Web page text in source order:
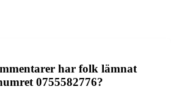
har folk lämnat
0755582776?